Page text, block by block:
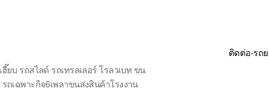
ยบ รถสไลด์ รถเทรลเลอร์ โรลวเบท ขน
ถเฉพาะกิจ6เพลาขนส่งสินค้าโรงงาน
ติดต่อ-รถ